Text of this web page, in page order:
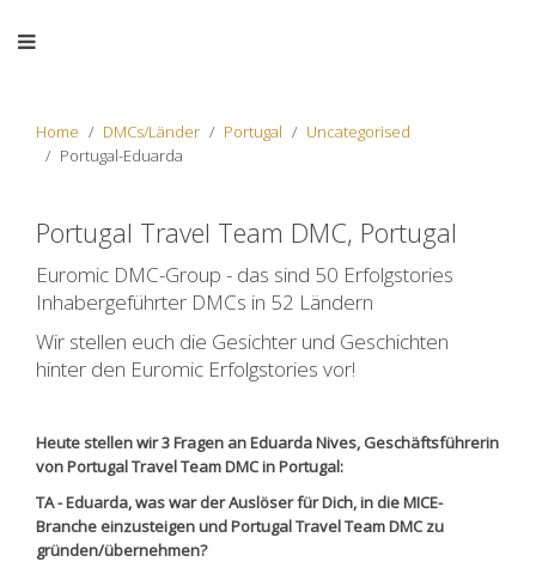
Home DMCs/Länder Portugal
Uncategorised
Portugal-Eduarda
Portugal Travel Team DMC, Portugal
Euromic DMC-Group - das sind 50 Erfolgstories
Inhabergeführter DMCs in 52 Ländern
Wir stellen euch die Gesichter und Geschichten
hinter den Euromic Erfolgstories vor!
Heute stellen wir 3 Fragen an Eduarda Nives, Geschäftsführerin
von Portugal Travel Team DMC in Portugal:
TA - Eduarda, was war der Auslöser für Dich, in die MICE-
Branche einzusteigen und Portugal Travel Team DMC zu
gründen/übernehmen?